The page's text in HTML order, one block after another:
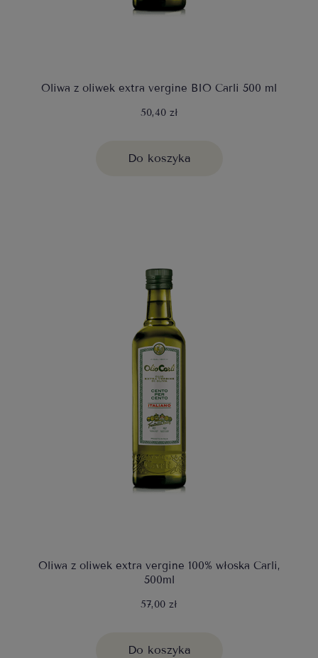
Oliwa z oliwek extra vergine BIO Carli 500 ml
50,40 zł
Do koszyka
Oliwa z oliwek extra vergine 100% włoska Carli,
500ml
57,00 zł
Do koszyka